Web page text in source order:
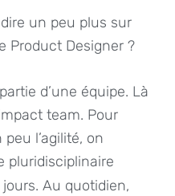
un peu plus sur
Product Designer ?
d’une équipe. Là
team. Pour
l’agilité, on
pluridisciplinaire
jours. Au quotidien,